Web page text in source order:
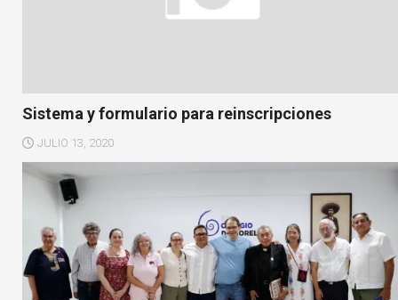
Sistema y formulario para reinscripciones
JULIO 13, 2020